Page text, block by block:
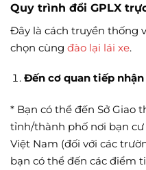
Quy trình đổi GPLX
Đây là cách truyền thống
chọn cùng đào lại lái xe.
Đến cơ quan tiếp nhận
* Bạn có thể đến Sở Giao
tỉnh/thành phố nơi bạn
Việt Nam (đối với các
bạn có thể đến các điểm